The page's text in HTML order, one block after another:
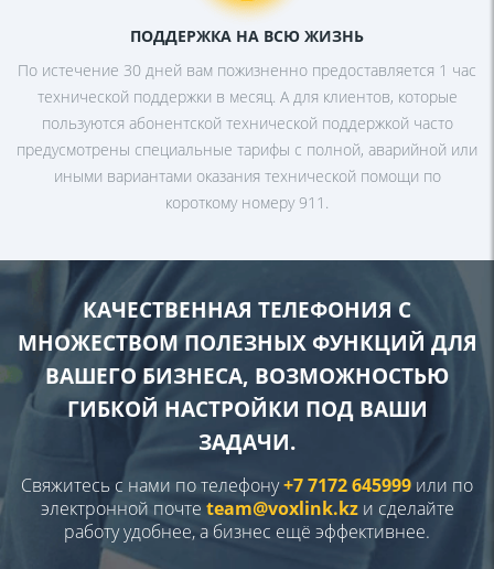
ПОДДЕРЖКА НА ВСЮ ЖИЗНЬ
По истечение 30 дней вам пожизненно предоставляется 1 час
технической поддержки в месяц. А для клиентов, которые
пользуются абонентской технической поддержкой часто
предусмотрены специальные тарифы с полной, аварийной или
иными вариантами оказания технической помощи по
короткому номеру 911.
КАЧЕСТВЕННАЯ ТЕЛЕФОНИЯ С
МНОЖЕСТВОМПОЛЕЗНЫХ ФУНКЦИЙ ДЛЯ
ВАШЕГОБИЗНЕСА, ВОЗМОЖНОСТЬЮ
ГИБКОЙ НАСТРОЙКИ ПОД ВАШИ
ЗАДАЧИ.
Свяжитесь с нами по телефону+7 7172 645999 или по
электронной почте team@voxlink.kzи сделайте
работу удобнее, а бизнес ещё эффективнее.